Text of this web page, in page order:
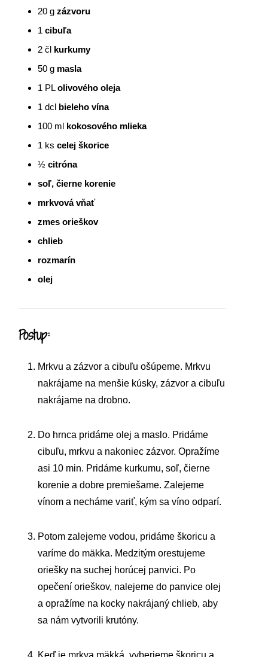
20 g zázvoru
1 cibuľa
2 čl kurkumy
50 g masla
1 PL olivového oleja
1 dcl bieleho vína
100 ml kokosového mlieka
1 ks celej škorice
½ citróna
soľ, čierne korenie
mrkvová vňať
zmes orieškov
chlieb
rozmarín
olej
Postup:
Mrkvu a zázvor a cibuľu ošúpeme. Mrkvu
nakrájame na menšie kúsky, zázvor a cibuľu
nakrájame na drobno.
Do hrnca pridáme olej a maslo. Pridáme
cibuľu, mrkvu a nakoniec zázvor. Opražíme
asi 10 min. Pridáme kurkumu, soľ, čierne
korenie a dobre premiešame. Zalejeme
vínom a necháme variť, kým sa víno odparí.
Potom zalejeme vodou, pridáme škoricu a
varíme do mäkka. Medzitým orestujeme
oriešky na suchej horúcej panvici. Po
opečení orieškov, nalejeme do panvice olej
a opražíme na kocky nakrájaný chlieb, aby
sa nám vytvorili krutóny.